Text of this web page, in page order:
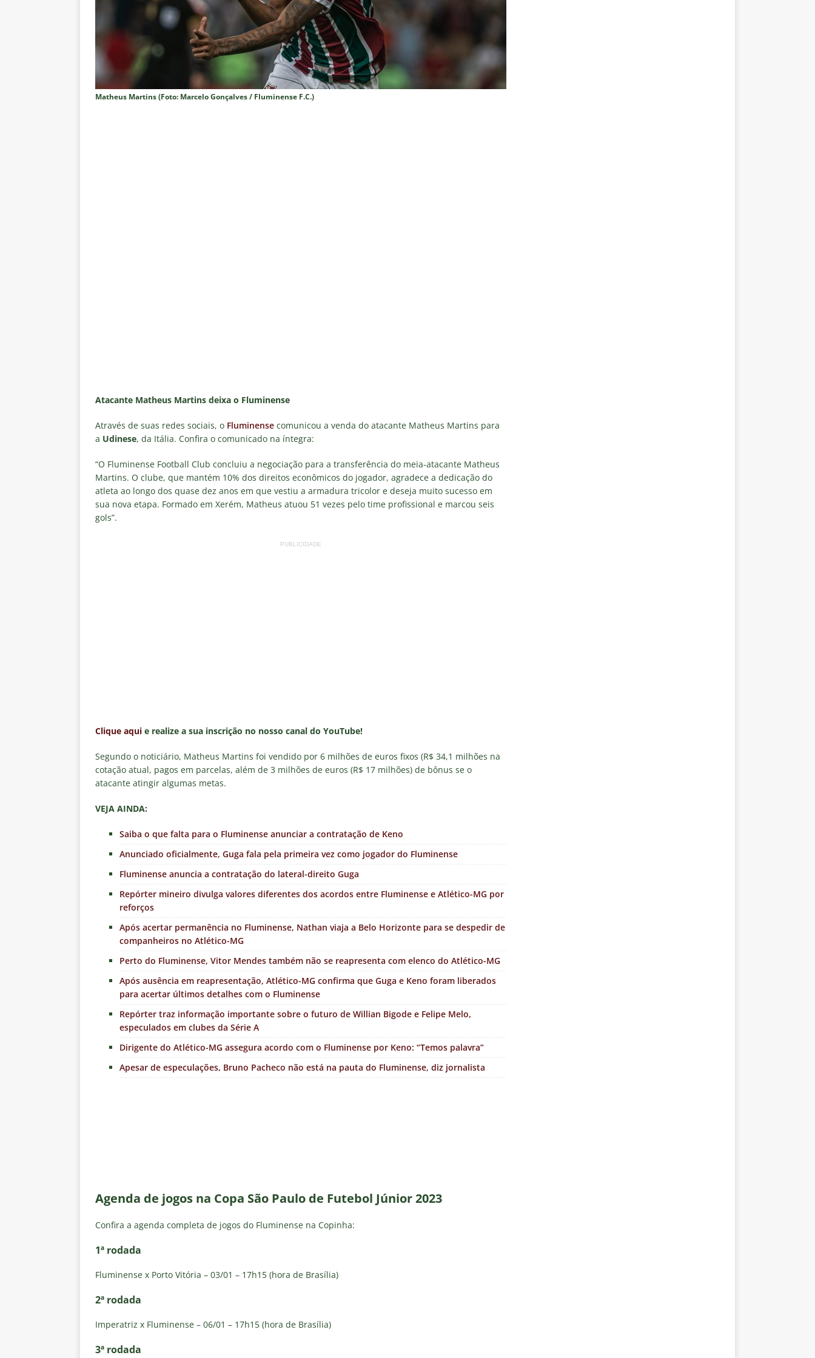
NOTÍCIAS
[ 5 de agosto de 2026 ]
Mais um vexame! Fluminense perde para o Vasco e se despede da Copa
do Brasil 2026
NOTÍCIAS
Fortaleza X Palmeiras — Oitavas Copa do Brasil 2026: Palpites, Odds e
Estatísticas
DICAS DE APOSTAS
[ 5 de agosto de 2026 ] Cruzeiro X Chapecoense — Oitavas Copa do Brasil 2026: Palpites, Odds e
[ 5 de agosto de 2026 ] ALERTA GERAL! Maracanã vai lotar na Copa do Brasil: CET-Rio monta
megaoperação e antecipa bloqueios para Fluminense x Vasco
NOTÍCIAS
Matheus Martins (Foto: Marcelo Gonçalves / Fluminense F.C.)
Atacante Matheus Martins deixa o Fluminense
Através de suas redes sociais, o Fluminense comunicou a venda do atacante Matheus Martins para
a Udinese, da Itália. Confira o comunicado na íntegra:
“O Fluminense Football Club concluiu a negociação para a transferência do meia-atacante Matheus
Martins. O clube, que mantém 10% dos direitos econômicos do jogador, agradece a dedicação do
atleta ao longo dos quase dez anos em que vestiu a armadura tricolor e deseja muito sucesso em
sua nova etapa. Formado em Xerém, Matheus atuou 51 vezes pelo time profissional e marcou seis
gols”.
PUBLICIDADE
Clique aqui e realize a sua inscrição no nosso canal do YouTube!
Segundo o noticiário, Matheus Martins foi vendido por 6 milhões de euros fixos (R$ 34,1 milhões na
cotação atual, pagos em parcelas, além de 3 milhões de euros (R$ 17 milhões) de bônus se o
atacante atingir algumas metas.
VEJA AINDA:
Saiba o que falta para o Fluminense anunciar a contratação de Keno
Anunciado oficialmente, Guga fala pela primeira vez como jogador do Fluminense
Fluminense anuncia a contratação do lateral-direito Guga
Repórter mineiro divulga valores diferentes dos acordos entre Fluminense e Atlético-MG por
reforços
Após acertar permanência no Fluminense, Nathan viaja a Belo Horizonte para se despedir de
companheiros no Atlético-MG
Perto do Fluminense, Vitor Mendes também não se reapresenta com elenco do Atlético-MG
Após ausência em reapresentação, Atlético-MG confirma que Guga e Keno foram liberados
para acertar últimos detalhes com o Fluminense
Repórter traz informação importante sobre o futuro de Willian Bigode e Felipe Melo,
especulados em clubes da Série A
Dirigente do Atlético-MG assegura acordo com o Fluminense por Keno: “Temos palavra”
Apesar de especulações, Bruno Pacheco não está na pauta do Fluminense, diz jornalista
Agenda de jogos na Copa São Paulo de Futebol Júnior 2023
Confira a agenda completa de jogos do Fluminense na Copinha:
1ª rodada
Fluminense x Porto Vitória – 03/01 – 17h15 (hora de Brasília)
2ª rodada
Imperatriz x Fluminense – 06/01 – 17h15 (hora de Brasília)
3ª rodada